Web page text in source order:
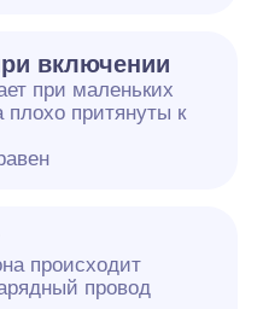
включении
при маленьких
плохо притянуты к
происходит
провод